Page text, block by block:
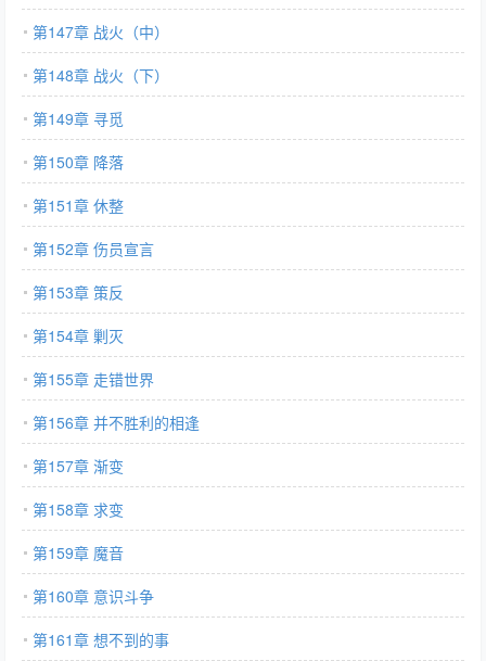
第147章 战火（中）
第148章 战火（下）
第149章 寻觅
第150章 降落
第151章 休整
第152章 伤员宣言
第153章 策反
第154章 剿灭
第155章 走错世界
第156章 并不胜利的相逢
第157章 渐变
第158章 求变
第159章 魔音
第160章 意识斗争
第161章 想不到的事